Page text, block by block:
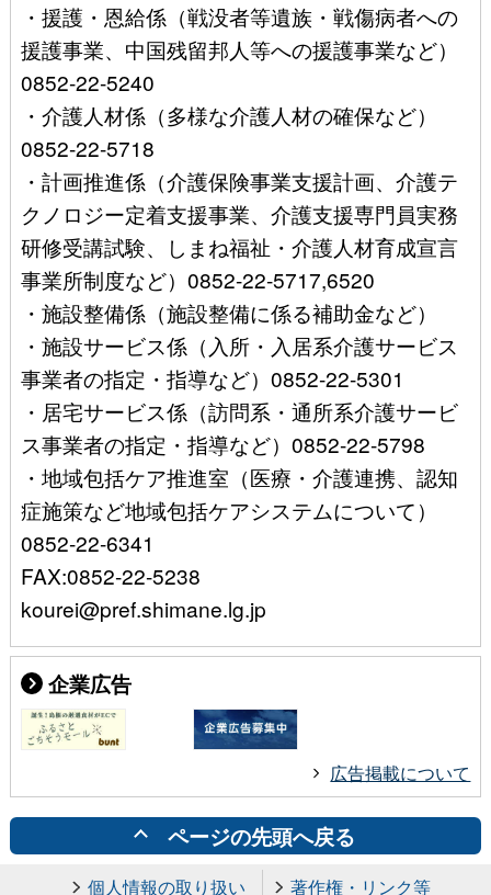
・援護・恩給係（戦没者等遺族・戦傷病者への
援護事業、中国残留邦人等への援護事業など）
0852-22-5240
・介護人材係（多様な介護人材の確保など）
0852-22-5718
・計画推進係（介護保険事業支援計画、介護テ
クノロジー定着支援事業、介護支援専門員実務
研修受講試験、しまね福祉・介護人材育成宣言
事業所制度など）0852-22-5717,6520
・施設整備係（施設整備に係る補助金など）
・施設サービス係（入所・入居系介護サービス
事業者の指定・指導など）0852-22-5301
・居宅サービス係（訪問系・通所系介護サービ
ス事業者の指定・指導など）0852-22-5798
・地域包括ケア推進室（医療・介護連携、認知
症施策など地域包括ケアシステムについて）
0852-22-6341
FAX:0852-22-5238
kourei@pref.shimane.lg.jp
企業広告
広告掲載について
ページの先頭へ戻る
個人情報の取り扱い 著作権・リンク等